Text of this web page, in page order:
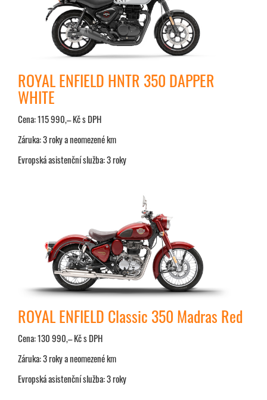
ROYAL ENFIELD HNTR 350 DAPPER
WHITE
Cena: 115 990,– Kč s DPH
Záruka: 3 roky a neomezené km
Evropská asistenční služba: 3 roky
ROYAL ENFIELD Classic 350 Madras Red
Cena: 130 990,– Kč s DPH
Záruka: 3 roky a neomezené km
Evropská asistenční služba: 3 roky